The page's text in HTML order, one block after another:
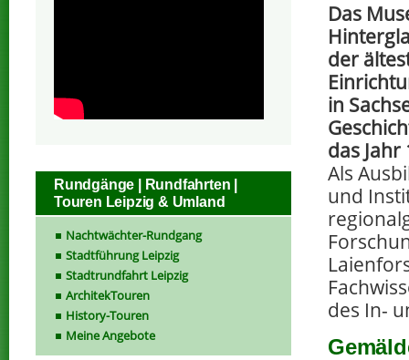
Das
der
in
das
Als
und
des In-
Rundgänge | Rundfahrten |
Touren Leipzig & Umland
Nachtwächter-Rundgang
Stadtführung Leipzig
Stadtrundfahrt Leipzig
ArchitekTouren
History-Touren
Meine Angebote